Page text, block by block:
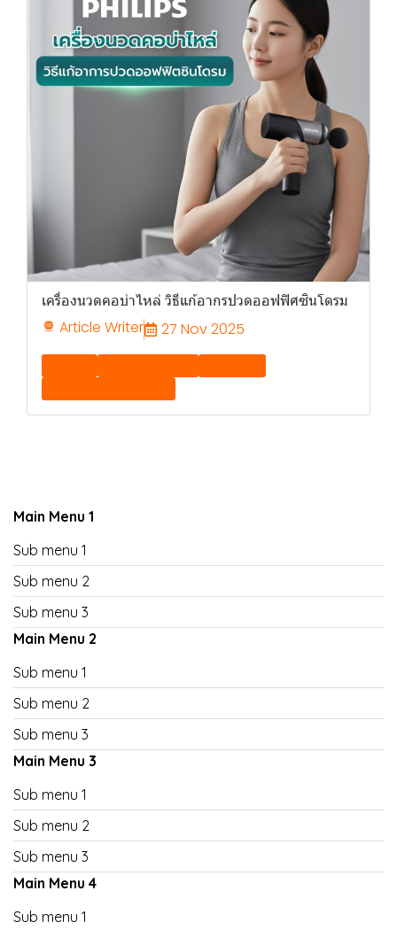
เครื่องนวดคอบ่าไหล่ วิธีแก้อากรปวดออฟฟิศซินโดรม
Article Writer 27 Nov 2025
Main Menu 1
Sub menu 1
Sub menu 2
Sub menu 3
Main Menu 2
Sub menu 1
Sub menu 2
Sub menu 3
Main Menu 3
Sub menu 1
Sub menu 2
Sub menu 3
Main Menu 4
Sub menu 1